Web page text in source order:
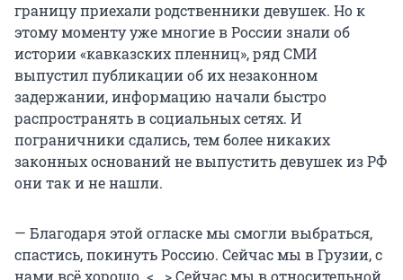
границу приехали родственники девушек. Но к
этому моменту уже многие в России знали об
истории «кавказских пленниц», ряд СМИ
выпустил публикации об их незаконном
задержании, информацию начали быстро
распространять в социальных сетях. И
пограничники сдались, тем более никаких
законных оснований не выпустить девушек из РФ
они так и не нашли.
— Благодаря этой огласке мы смогли выбраться,
спастись, покинуть Россию. Сейчас мы в Грузии, с
нами всё хорошо. <...> Сейчас мы в относительной